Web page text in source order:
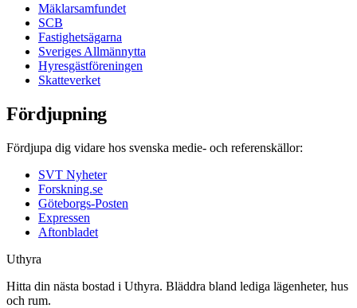
Mäklarsamfundet
SCB
Fastighetsägarna
Sveriges Allmännytta
Hyresgästföreningen
Skatteverket
Fördjupning
Fördjupa dig vidare hos svenska medie- och referenskällor:
SVT Nyheter
Forskning.se
Göteborgs-Posten
Expressen
Aftonbladet
Uthyra
Hitta din nästa bostad i Uthyra. Bläddra bland lediga lägenheter, hus
och rum.